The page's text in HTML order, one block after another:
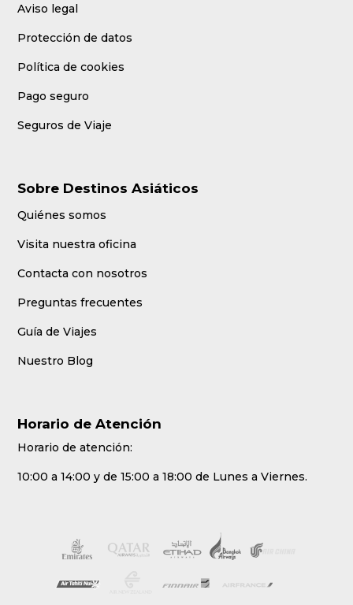
Aviso legal
Protección de datos
Política de cookies
Pago seguro
Seguros de Viaje
Sobre Destinos Asiáticos
Quiénes somos
Visita nuestra oficina
Contacta con nosotros
Preguntas frecuentes
Guía de Viajes
Nuestro Blog
Horario de Atención
Horario de atención:
10:00 a 14:00 y de 15:00 a 18:00 de Lunes a Viernes.